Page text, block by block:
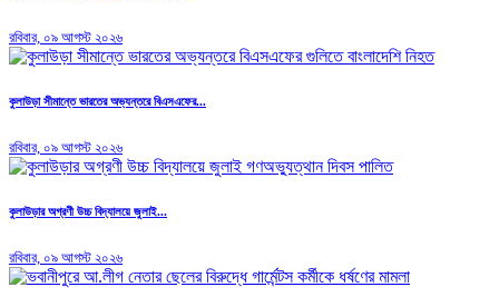
রবিবার, ০৯ আগস্ট ২০২৬
কুলাউড়া সীমান্তে ভারতের অভ্যন্তরে বিএসএফের...
রবিবার, ০৯ আগস্ট ২০২৬
কুলাউড়ার অগ্রণী উচ্চ বিদ্যালয়ে জুলাই...
রবিবার, ০৯ আগস্ট ২০২৬